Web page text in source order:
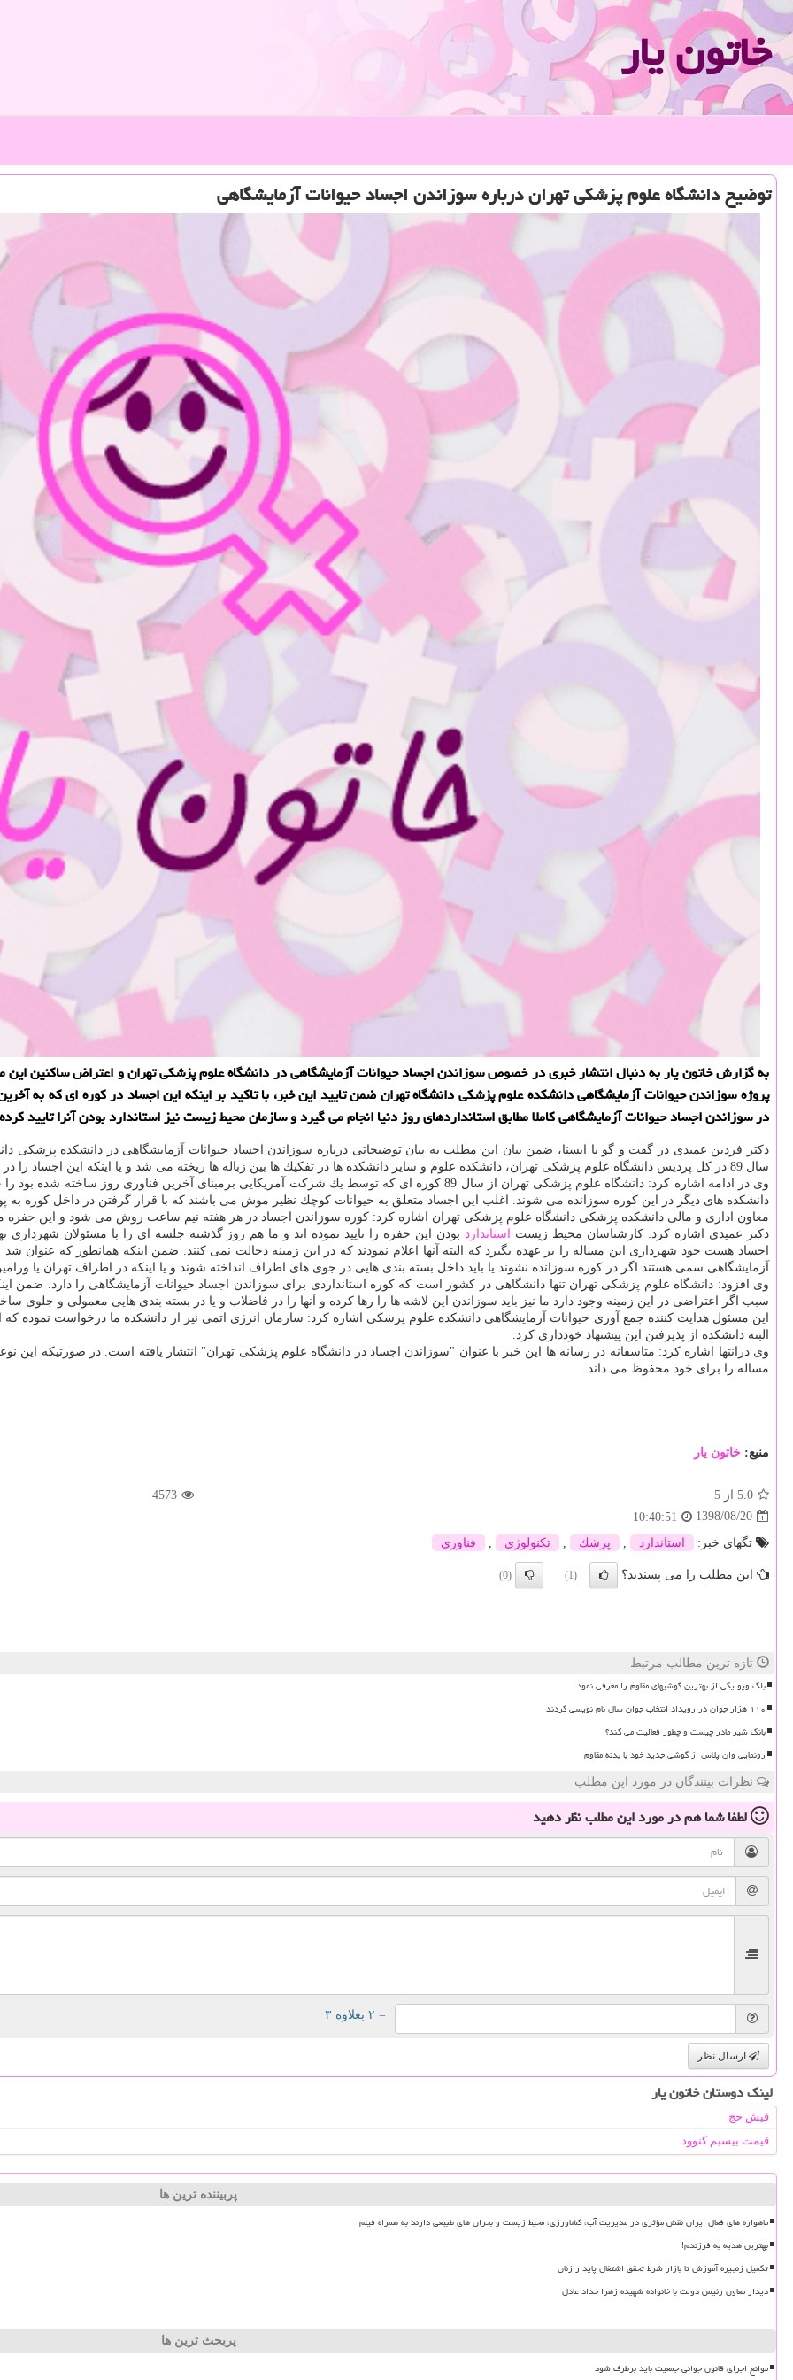
خاتون یار
توضیح دانشگاه علوم پزشكی تهران درباره سوزاندن اجساد حیوانات آزمایشگاهی
به گزارش خاتون یار به دنبال انتشار خبری در خصوص سوزاندن اجساد حیوانات آزمایشگاهی در دانشگاه علوم پزشكی تهران و اعتراض ساكنین این
پروژه سوزاندن حیوانات آزمایشگاهی دانشكده علوم پزشكی دانشگاه تهران ضمن تایید این خبر، با تاكید بر اینكه این اجساد در كوره ای كه به
در سوزاندن اجساد حیوانات آزمایشگاهی كاملا مطابق استانداردهای روز دنیا انجام می گیرد و سازمان محیط زیست نیز استاندارد بودن آنرا تایید
دكتر فردین عمیدی در گفت و گو با ایسنا، ضمن بیان این مطلب به بیان توضیحاتی درباره سوزاندن اجساد حیوانات آزمایشگاهی در دانشكده پزشكی
سال 89 در كل پردیس دانشگاه علوم پزشكی تهران، دانشكده علوم و سایر دانشكده ها در تفكیك ها بین زباله ها ریخته می شد و یا اینكه این اجساد را در چاهی كه حفر كرده بودند قرار می دادند.
وی در ادامه اشاره كرد: دانشگاه علوم پزشكی تهران از سال 89 كوره ای كه توسط یك شركت آمریكایی برمبنای آخرین
دانشكده های دیگر در این كوره سوزانده می شوند. اغلب این اجساد متعلق به حیوانات كوچك نظیر موش می باشند كه با قرار گرفتن در داخل كوره به
معاون اداری و مالی دانشكده پزشكی دانشگاه علوم پزشكی تهران اشاره كرد: كوره سوزاندن اجساد در هر هفته نیم ساعت روش می شود و این حفره می تواند 50 كیلو جسد حیوانات را به 300 گرم
دكتر عمیدی اشاره كرد: كارشناسان محیط زیست استاندارد بودن این حفره را تایید نموده اند و ما هم روز گذشته جلسه ای را با مسئولان شهرداری
اجساد هست خود شهرداری این مساله را بر عهده بگیرد كه البته آنها اعلام نمودند كه در این زمینه دخالت نمی كنند. ضمن اینكه همانطور كه عنوان
آزمایشگاهی سمی هستند اگر در كوره سوزانده نشوند یا باید داخل بسته بندی هایی در جوی های اطراف انداخته شوند و یا اینكه در اطراف تهران یا
وی افزود: دانشگاه علوم پزشكی تهران تنها دانشگاهی در كشور است كه كوره استانداردی برای سوزاندن اجساد حیوانات آزمایشگاهی را دارد. ضمن
سبب اگر اعتراضی در این زمینه وجود دارد ما نیز باید سوزاندن این لاشه ها را رها كرده و آنها را در فاضلاب و یا در بسته بندی هایی معمولی و جلوی
این مسئول هدایت كننده جمع آوری حیوانات آزمایشگاهی دانشكده علوم پزشكی اشاره كرد: سازمان انرژی اتمی نیز از دانشكده ما درخواست نموده
البته دانشكده از پذیرفتن این پیشنهاد خودداری كرد.
وی درانتها اشاره كرد: متاسفانه در رسانه ها این خبر با عنوان "سوزاندن اجساد در دانشگاه علوم پزشكی تهران" انتشار یافته است. در صورتیكه
مساله را برای خود محفوظ می داند.
منبع: خاتون یار
5.0 از 5
4573
1398/08/20
10:40:51
تگهای خبر:
استاندارد پزشك تكنولوژی فناوری
این مطلب را می پسندید؟ (1)
(0)
تازه ترین مطالب مرتبط
بلک ویو یکی از بهترین گوشیهای مقاوم را معرفی نمود
۱۱۰ هزار جوان در رویداد انتخاب جوان سال نام نویسی کردند
بانک شیر مادر چیست و چطور فعالیت می کند؟
رونمایی وان پلاس از گوشی جدید خود با بدنه مقاوم
نظرات بینندگان در مورد این مطلب
لطفا شما همدر مورد این مطلبنظر دهید
= ۲ بعلاوه ۳
ارسال نظر
لینک دوستان خاتون یار
فیش حج
قیمت بیسیم کنوود
پربیننده ترین ها
ماهواره های فعال ایران نقش مؤثری در مدیریت آب، کشاورزی، محیط زیست و بحران های طبیعی دارند به همراه فیلم
بهترین هدیه به فرزندم!
تکمیل زنجیره آموزش تا بازار شرط تحقق اشتغال پایدار زنان
دیدار معاون رئیس دولت با خانواده شهیده زهرا حداد عادل
پربحث ترین ها
موانع اجرای قانون جوانی جمعیت باید برطرف شود